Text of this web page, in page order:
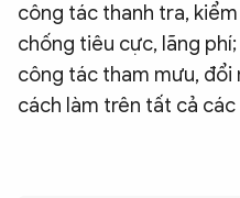
công tác thanh tra,
chống tiêu cực, lãng
công tác tham mưu, đổi
cách làm trên tất cả